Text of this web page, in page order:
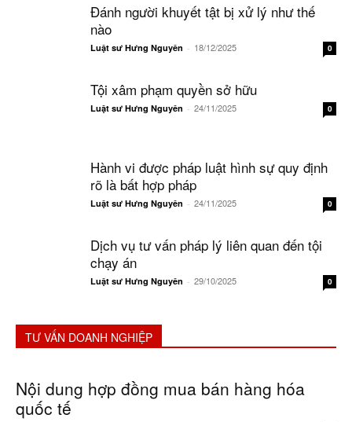
Đánh người khuyết tật bị xử lý như thế
nào
Luật sư Hưng Nguyên - 18/12/2025 0
Tội xâm phạm quyền sở hữu
Luật sư Hưng Nguyên - 24/11/2025 0
Hành vi được pháp luật hình sự quy định
rõ là bất hợp pháp
Luật sư Hưng Nguyên - 24/11/2025 0
Dịch vụ tư vấn pháp lý liên quan đến tội
chạy án
Luật sư Hưng Nguyên - 29/10/2025 0
TƯ VẤN DOANH NGHIỆP
Nội dung hợp đồng mua bán hàng hóa
quốc tế